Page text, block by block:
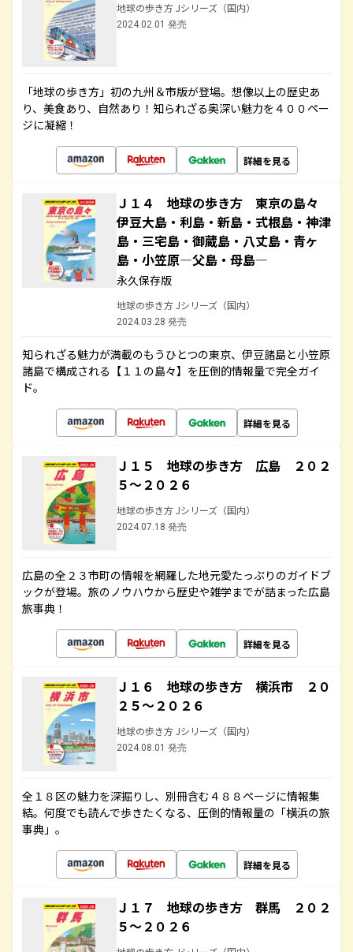
地球の歩き方 Jシリーズ（国内）
2024.02.01 発売
「地球の歩き方」初の九州＆市版が登場。想像以上の歴史あ
り、美食あり、自然あり！知られざる奥深い魅力を４００ペー
ジに凝縮！
詳細を見る
Ｊ１４ 地球の歩き方 東京の島々
伊豆大島・利島・新島・式根島・神津
島・三宅島・御蔵島・八丈島・青ヶ
島・小笠原―父島・母島―
永久保存版
地球の歩き方 Jシリーズ（国内）
2024.03.28 発売
知られざる魅力が満載のもうひとつの東京、伊豆諸島と小笠原
諸島で構成される【１１の島々】を圧倒的情報量で完全ガイ
ド。
詳細を見る
Ｊ１５ 地球の歩き方 広島 ２０２
５～２０２６
地球の歩き方 Jシリーズ（国内）
2024.07.18 発売
広島の全２３市町の情報を網羅した地元愛たっぷりのガイドブ
ックが登場。旅のノウハウから歴史や雑学までが詰まった広島
旅事典！
詳細を見る
Ｊ１６ 地球の歩き方 横浜市 ２０
２５～２０２６
地球の歩き方 Jシリーズ（国内）
2024.08.01 発売
全１８区の魅力を深掘りし、別冊含む４８８ページに情報集
結。何度でも読んで歩きたくなる、圧倒的情報量の「横浜の旅
事典」。
詳細を見る
Ｊ１７ 地球の歩き方 群馬 ２０２
５～２０２６